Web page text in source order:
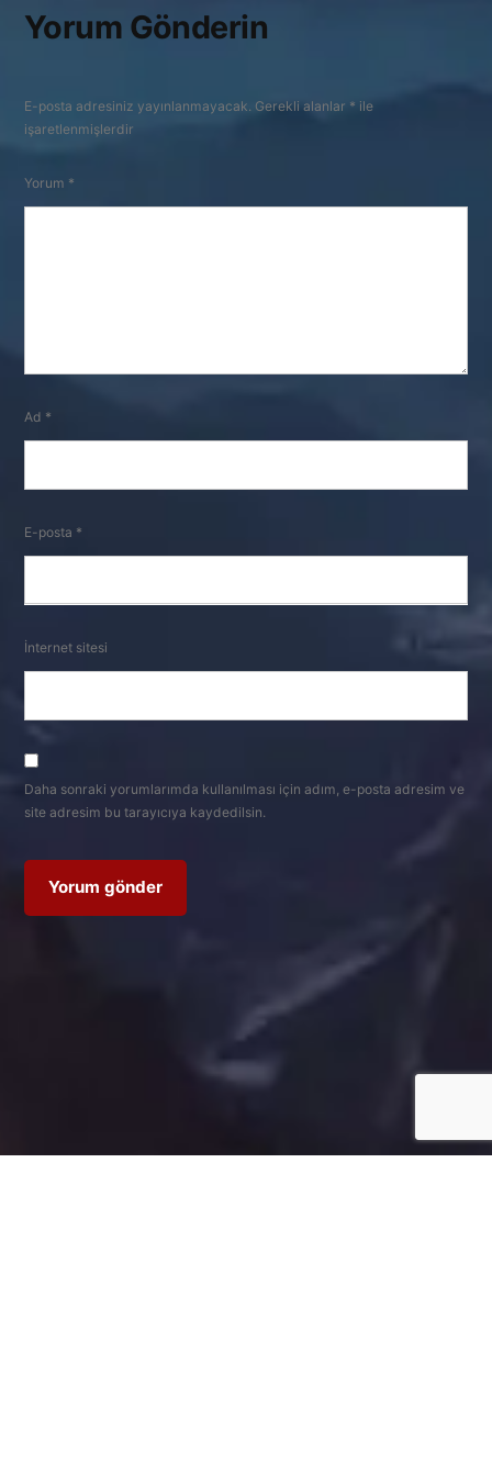
Yorum Gönderin
E-posta adresiniz yayınlanmayacak. Gerekli alanlar * ile
işaretlenmişlerdir
Yorum *
Ad *
E-posta *
İnternet sitesi
Daha sonraki yorumlarımda kullanılması için adım, e-posta adresim ve
site adresim bu tarayıcıya kaydedilsin.